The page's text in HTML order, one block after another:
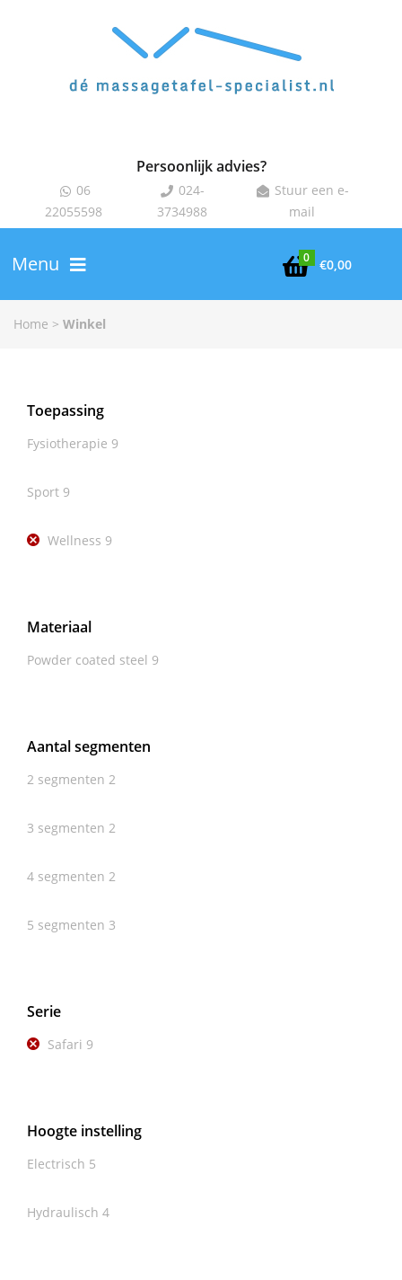
Persoonlijk advies?
 06
22055598
 024-
3734988
 Stuur een e-
mail

0 €0,00
Menu
Home > Winkel
Toepassing
Fysiotherapie 9
Sport 9
Wellness 9
Materiaal
Powder coated steel 9
Aantal segmenten
2 segmenten 2
3 segmenten 2
4 segmenten 2
5 segmenten 3
Serie
Safari 9
Hoogte instelling
Electrisch 5
Hydraulisch 4